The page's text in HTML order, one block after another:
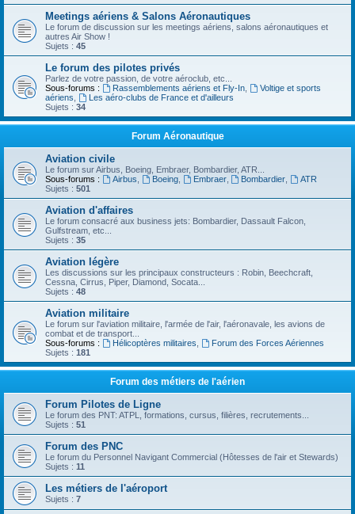
Meetings aériens & Salons Aéronautiques
Le forum de discussion sur les meetings aériens, salons aéronautiques et
autres Air Show !
Sujets : 45
Le forum des pilotes privés
Parlez de votre passion, de votre aéroclub, etc...
Sous-forums :
Rassemblements aériens et Fly-In,
Voltige et sports
aériens
Les aéro-clubs de France et d'ailleurs
Sujets : 34
Forum Aéronautique
Aviation civile
Le forum sur Airbus, Boeing, Embraer, Bombardier, ATR...
Sous-forums :
Airbus Boeing, Embraer, Bombardier
ATR
Sujets : 501
Aviation d'affaires
Le forum consacré aux business jets: Bombardier, Dassault Falcon,
Gulfstream, etc...
Sujets : 35
Aviation légère
Les discussions sur les principaux constructeurs : Robin, Beechcraft,
Cessna, Cirrus, Piper, Diamond, Socata...
Sujets : 48
Aviation militaire
Le forum sur l'aviation militaire, l'armée de l'air, l'aéronavale, les avions de
combat et de transport...
Sous-forums :
Hélicoptères militaires
Forum des Forces Aériennes
Sujets : 181
Forum des métiers de l'aérien
Forum Pilotes de Ligne
Le forum des PNT: ATPL, formations, cursus, filières, recrutements...
Sujets : 51
Forum des PNC
Le forum du Personnel Navigant Commercial (Hôtesses de l'air et Stewards)
Sujets : 11
Les métiers de l'aéroport
Sujets : 7